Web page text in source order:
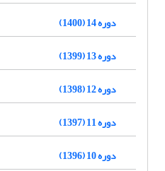
دوره 14 (1400)
دوره 13 (1399)
دوره 12 (1398)
دوره 11 (1397)
دوره 10 (1396)